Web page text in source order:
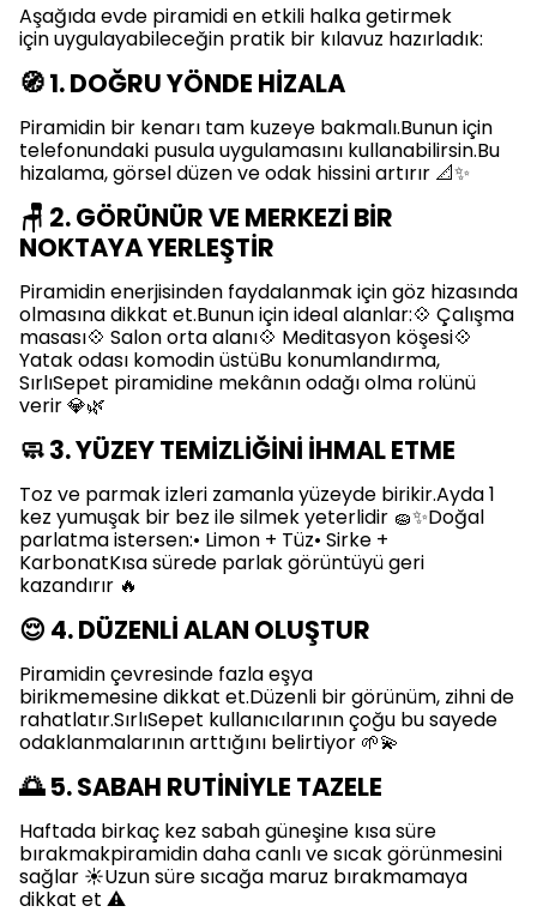
Aşağıda evde piramidi en etkili halka getirmek
için uygulayabileceğin pratik bir kılavuz hazırladık:
🧭 1. DOĞRU YÖNDE HİZALA
Piramidin bir kenarı tam kuzeye bakmalı.Bunun için
telefonundaki pusula uygulamasını kullanabilirsin.Bu
hizalama, görsel düzen ve odak hissini artırır 📐✨
🪑 2. GÖRÜNÜR VE MERKEZİ BİR
NOKTAYA YERLEŞTİR
Piramidin enerjisinden faydalanmak için göz hizasında
olmasına dikkat et.Bunun için ideal alanlar:💠 Çalışma
masası💠 Salon orta alanı💠 Meditasyon köşesi💠
Yatak odası komodin üstüBu konumlandırma,
SırlıSepet piramidine mekânın odağı olma rolünü
verir 💎🌿
🧼 3. YÜZEY TEMİZLİĞİNİ İHMAL ETME
Toz ve parmak izleri zamanla yüzeyde birikir.Ayda 1
kez yumuşak bir bez ile silmek yeterlidir 🧽✨Doğal
parlatma istersen:• Limon + Tüz• Sirke +
KarbonatKısa sürede parlak görüntüyü geri
kazandırır 🔥
😌 4. DÜZENLİ ALAN OLUŞTUR
Piramidin çevresinde fazla eşya
birikmemesine dikkat et.Düzenli bir görünüm, zihni de
rahatlatır.SırlıSepet kullanıcılarının çoğu bu sayede
odaklanmalarının arttığını belirtiyor 🌱💫
🌅 5. SABAH RUTİNİYLE TAZELE
Haftada birkaç kez sabah güneşine kısa süre
bırakmakpiramidin daha canlı ve sıcak görünmesini
sağlar ☀️Uzun süre sıcağa maruz bırakmamaya
dikkat et ⚠️